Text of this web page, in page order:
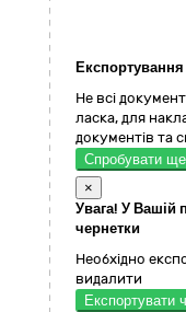
Експортування
Не всі
ласка, для
документів та
Спробувати ще
×
Увага! У Вашій
чернетки
Необхідно
видалити
Експортувати